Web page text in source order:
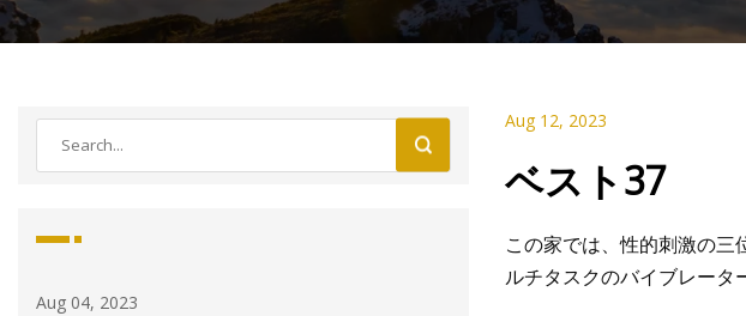
Aug 04, 2023
Aug 12, 2023
ベスト37
この家では、性的刺激の
ルチタスクのバイブレータ